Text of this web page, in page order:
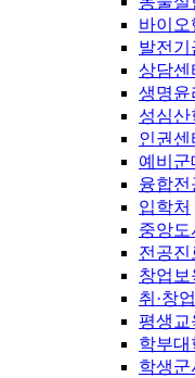
바이
발전기
상담센
생명윤
성심
인권
예비군
융합전
입학처
중앙도
전공진
창업보
취·창
평생교
학부대
학생